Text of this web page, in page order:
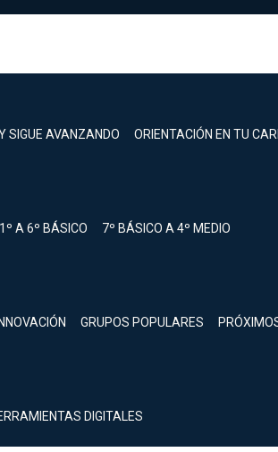
SIGUE AVANZANDO ORIENTACIÓN EN TU
1º A 6º BÁSICO 7º BÁSICO A 4º MEDIO
GRUPOS POPULARES
DIGITALES
Inicia sesión.